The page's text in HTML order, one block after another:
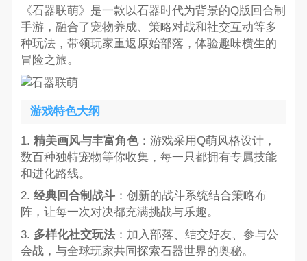
《石器联萌》是一款以石器时代为背景的Q版回合制
手游，融合了宠物养成、策略对战和社交互动等多
种玩法，带领玩家重返原始部落，体验趣味横生的
冒险之旅。
游戏特色大纲
1. 精美画风与丰富角色：游戏采用Q萌风格设计，
数百种独特宠物等你收集，每一只都拥有专属技能
和进化路线。
2. 经典回合制战斗：创新的战斗系统结合策略布
阵，让每一次对决都充满挑战与乐趣。
3. 多样化社交玩法：加入部落、结交好友、参与公
会战，与全球玩家共同探索石器世界的奥秘。